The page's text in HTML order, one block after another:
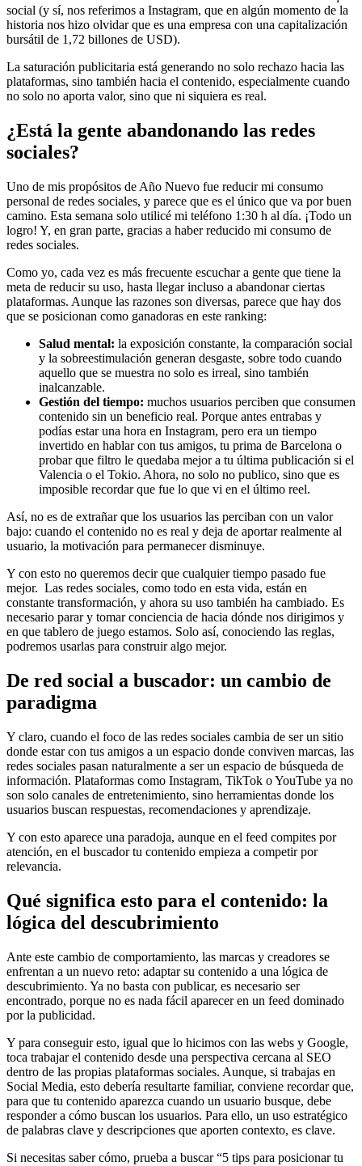
social (y sí, nos referimos a Instagram, que en algún momento de la
historia nos hizo olvidar que es una empresa con una capitalización
bursátil de 1,72 billones de USD).
La saturación publicitaria está generando no solo rechazo hacia las
plataformas, sino también hacia el contenido, especialmente cuando
no solo no aporta valor, sino que ni siquiera es real.
¿Está la gente abandonando las redes
sociales?
Uno de mis propósitos de Año Nuevo fue reducir mi consumo
personal de redes sociales, y parece que es el único que va por buen
camino. Esta semana solo utilicé mi teléfono 1:30 h al día. ¡Todo un
logro! Y, en gran parte, gracias a haber reducido mi consumo de
redes sociales.
Como yo, cada vez es más frecuente escuchar a gente que tiene la
meta de reducir su uso, hasta llegar incluso a abandonar ciertas
plataformas. Aunque las razones son diversas, parece que hay dos
que se posicionan como ganadoras en este ranking:
Salud mental: la exposición constante, la comparación social
y la sobreestimulación generan desgaste, sobre todo cuando
aquello que se muestra no solo es irreal, sino también
inalcanzable.
Gestión del tiempo: muchos usuarios perciben que consumen
contenido sin un beneficio real. Porque antes entrabas y
podías estar una hora en Instagram, pero era un tiempo
invertido en hablar con tus amigos, tu prima de Barcelona o
probar que filtro le quedaba mejor a tu última publicación si el
Valencia o el Tokio. Ahora, no solo no publico, sino que es
imposible recordar que fue lo que vi en el último reel.
Así, no es de extrañar que los usuarios las perciban con un valor
bajo: cuando el contenido no es real y deja de aportar realmente al
usuario, la motivación para permanecer disminuye.
Y con esto no queremos decir que cualquier tiempo pasado fue
mejor. Las redes sociales, como todo en esta vida, están en
constante transformación, y ahora su uso también ha cambiado. Es
necesario parar y tomar conciencia de hacia dónde nos dirigimos y
en que tablero de juego estamos. Solo así, conociendo las reglas,
podremos usarlas para construir algo mejor.
De red social a buscador: un cambio de
paradigma
Y claro, cuando el foco de las redes sociales cambia de ser un sitio
donde estar con tus amigos a un espacio donde conviven marcas, las
redes sociales pasan naturalmente a ser un espacio de búsqueda de
información. Plataformas como Instagram, TikTok o YouTube ya no
son solo canales de entretenimiento, sino herramientas donde los
usuarios buscan respuestas, recomendaciones y aprendizaje.
Y con esto aparece una paradoja, aunque en el feed compites por
atención, en el buscador tu contenido empieza a competir por
relevancia.
Qué significa esto para el contenido: la
lógica del descubrimiento
Ante este cambio de comportamiento, las marcas y creadores se
enfrentan a un nuevo reto: adaptar su contenido a una lógica de
descubrimiento. Ya no basta con publicar, es necesario ser
encontrado, porque no es nada fácil aparecer en un feed dominado
por la publicidad.
Y para conseguir esto, igual que lo hicimos con las webs y Google,
toca trabajar el contenido desde una perspectiva cercana al SEO
dentro de las propias plataformas sociales. Aunque, si trabajas en
Social Media, esto debería resultarte familiar, conviene recordar que,
para que tu contenido aparezca cuando un usuario busque, debe
responder a cómo buscan los usuarios. Para ello, un uso estratégico
de palabras clave y descripciones que aporten contexto, es clave.
Si necesitas saber cómo, prueba a buscar “5 tips para posicionar tu